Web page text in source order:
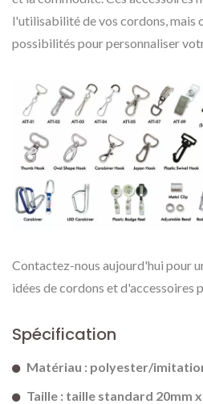
l'utilisabilité de vos cordons, mais
possibilités pour personnaliser
Contactez-nous aujourd'hui pour
idées de cordons et d'accessoires
Spécification
Matériau : polyester/
Taille : taille standard 20mm